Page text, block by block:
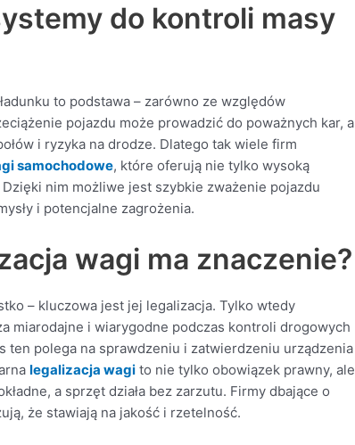
do kontroli masy
to podstawa – zarówno ze względów
pojazdu może prowadzić do poważnych kar, a
i ryzyka na drodze. Dlatego tak wiele firm
samochodowe, które oferują nie tylko wysoką
nim możliwe jest szybkie zważenie pojazdu
i potencjalne zagrożenia.
wagi ma znaczenie?
– kluczowa jest jej legalizacja. Tylko wtedy
miarodajne i wiarygodne podczas kontroli drogowych
ten polega na sprawdzeniu i zatwierdzeniu urządzenia
legalizacja wagi to nie tylko obowiązek prawny, ale
a sprzęt działa bez zarzutu. Firmy dbające o
że stawiają na jakość i rzetelność.